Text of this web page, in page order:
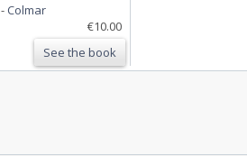
- Colmar
€10.00
See the book